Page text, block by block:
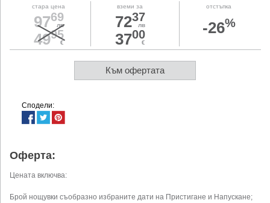
стара цена
9769
лв
4995
€
вземи за
7237
лв
3700
€
отстъпка
-26%
Към офертата
Сподели:
Оферта:
Цената включва:
Брой нощувки съобразно избраните дати на Пристигане и Напускане;